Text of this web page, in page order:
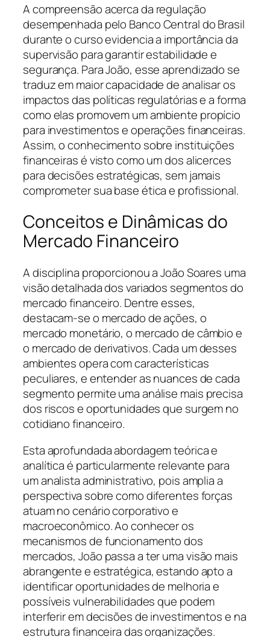
A compreensão acerca da regulação
desempenhada pelo Banco Central do Brasil
durante o curso evidencia a importância da
supervisão para garantir estabilidade e
segurança. Para João, esse aprendizado se
traduz em maior capacidade de analisar os
impactos das políticas regulatórias e a forma
como elas promovem um ambiente propício
para investimentos e operações financeiras.
Assim, o conhecimento sobre instituições
financeiras é visto como um dos alicerces
para decisões estratégicas, sem jamais
comprometer sua base ética e profissional.
Conceitos e Dinâmicas do
Mercado Financeiro
A disciplina proporcionou a João Soares uma
visão detalhada dos variados segmentos do
mercado financeiro. Dentre esses,
destacam-se o mercado de ações, o
mercado monetário, o mercado de câmbio e
o mercado de derivativos. Cada um desses
ambientes opera com características
peculiares, e entender as nuances de cada
segmento permite uma análise mais precisa
dos riscos e oportunidades que surgem no
cotidiano financeiro.
Esta aprofundada abordagem teórica e
analítica é particularmente relevante para
um analista administrativo, pois amplia a
perspectiva sobre como diferentes forças
atuam no cenário corporativo e
macroeconômico. Ao conhecer os
mecanismos de funcionamento dos
mercados, João passa a ter uma visão mais
abrangente e estratégica, estando apto a
identificar oportunidades de melhoria e
possíveis vulnerabilidades que podem
interferir em decisões de investimentos e na
estrutura financeira das organizações.